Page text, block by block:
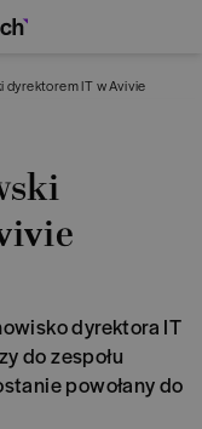
dyrektorem IT w Avivie
dyrektora IT
do zespołu
powołany do